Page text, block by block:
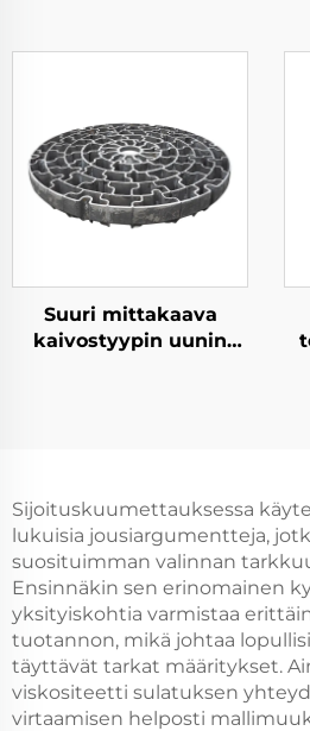
Suuri mittakaava
kaivostyypin uunin
Sijoituskuumettauksessa
lukuisia jousiargumentteja,
suosituimman valinnan
Ensinnäkin sen erinomainen
yksityiskohtia varmistaa
tuotannon, mikä johtaa
täyttävät tarkat määritykset.
viskositeetti sulatuksen
virtaamisen helposti